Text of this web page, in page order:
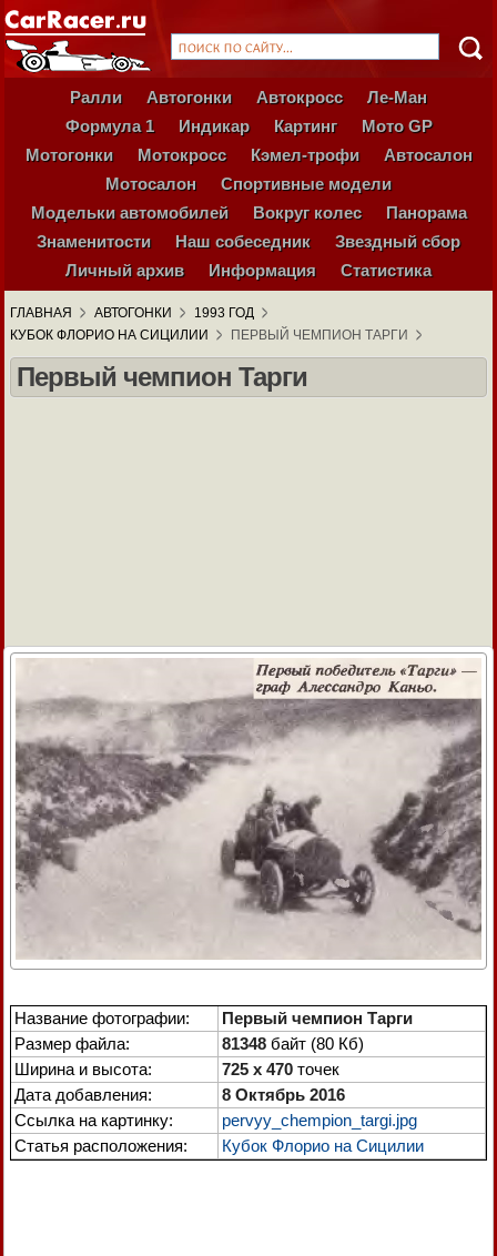
Ралли Автогонки Автокросс
Ле-Ман
Формула 1
Индикар Картинг
Мото GP
Мотогонки
Мотокросс Кэмел-трофи
Автосалон
Мотосалон
Спортивные модели
Модельки автомобилей
Вокруг колес
Панорама
Знаменитости
Наш собеседник
Звездный сбор
Личный архив
Информация Статистика
ГЛАВНАЯ АВТОГОНКИ
1993 ГОД
КУБОК ФЛОРИО НА СИЦИЛИИ
ПЕРВЫЙ ЧЕМПИОН ТАРГИ
Первый чемпион Тарги
Название фотографии:
Первый чемпион Тарги
Размер файла:
81348 байт (80 Кб)
Ширина и высота:
725 x 470 точек
Дата добавления:
8 Октябрь 2016
Ссылка на картинку:
pervyy_chempion_targi.jpg
Статья расположения:
Кубок Флорио на Сицилии